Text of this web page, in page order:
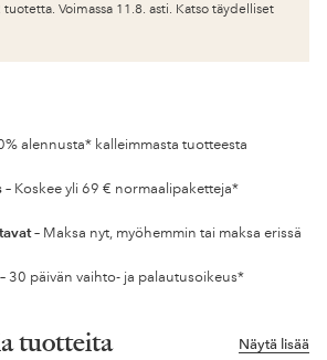
Voimassa 11.8. asti. Katso täydelliset
alennusta* kalleimmasta tuotteesta
– Koskee yli 69 € normaalipaketteja*
– Maksa nyt, myöhemmin tai maksa erissä
– 30 päivän vaihto- ja palautusoikeus*
Näytä lisää
tuotteita